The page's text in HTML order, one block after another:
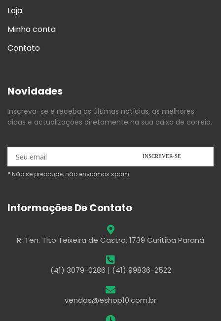
Loja
Minha conta
Contato
Novidades
Inscreva-se e receba as últimas notícias, as melhores
dicas e actualizações diretamente na sua caixa de correio.
* Não se preocupe, não enviamos spam.
Informações De Contato
R. Ten. Tito Teixeira de Castro, 1739 Curitiba Paraná
(41) 3079-0286 | (41) 99836-2522
vendas@eshop10.com.br